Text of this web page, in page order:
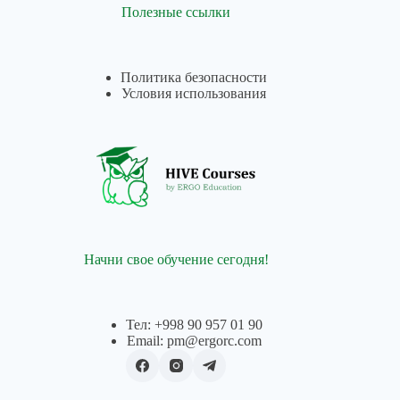
Полезные ссылки
Политика безопасности
Условия использования
Начни свое обучение сегодня!
Тел: +998 90 957 01 90
Email: pm@ergorc.com